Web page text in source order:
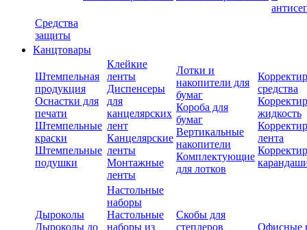
Средства
защиты
Канцтовары
Штемпельная
продукция
Оснастки для
печати
Штемпельные
краски
Штемпельные
подушки
Клейкие
ленты
Диспенсеры
для
канцелярских
лент
Канцелярские
ленты
Монтажные
ленты
Лотки и
накопители для
бумаг
Короба для
бумаг
Вертикальные
накопители
Комплектующие
для лотков
средства
жидкость
лента
Дыроколы
Дыроколы до
Настольные
наборы
Настольные
наборы из
Скобы для
степлеров
Офисные